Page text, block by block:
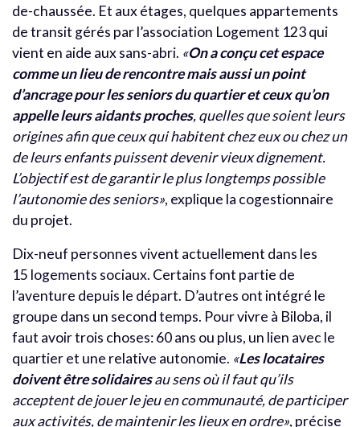
de-chaussée. Et aux étages, quelques appartements
de transit gérés par l’association Logement 123 qui
vient en aide aux sans-abri. «On a conçu cet espace
comme un lieu de rencontre mais aussi un point
d’ancrage pour les seniors du quartier et ceux qu’on
appelle leurs aidants proches, quelles que soient leurs
origines afin que ceux qui habitent chez eux ou chez un
de leurs enfants puissent devenir vieux dignement.
L’objectif est de garantir le plus longtemps possible
l’autonomie des seniors», explique la cogestionnaire
du projet.
Dix-neuf personnes vivent actuellement dans les
15 logements sociaux. Certains font partie de
l’aventure depuis le départ. D’autres ont intégré le
groupe dans un second temps. Pour vivre à Biloba, il
faut avoir trois choses: 60 ans ou plus, un lien avec le
quartier et une relative autonomie. «Les locataires
doivent être solidairesau sens où il faut qu’ils
acceptent de jouer le jeu en communauté, de participer
aux activités, de maintenir les lieux en ordre», précise